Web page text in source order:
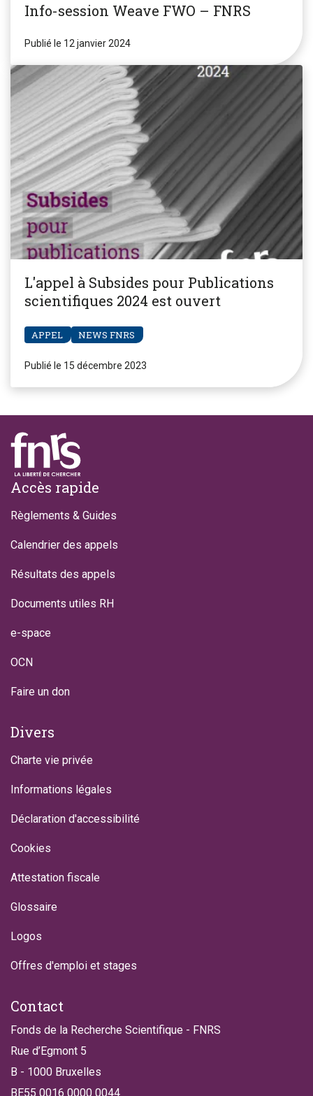
Info-session Weave FWO – FNRS
Publié le 12 janvier 2024
L'appel à Subsides pour Publications
scientifiques 2024 est ouvert
APPEL NEWS FNRS
Publié le 15 décembre 2023
Footer
Accès rapide
Règlements & Guides
Calendrier des appels
Résultats des appels
Documents utiles RH
e-space
OCN
Faire un don
Divers
Charte vie privée
Informations légales
Déclaration d'accessibilité
Cookies
Attestation fiscale
Glossaire
Logos
Offres d'emploi et stages
Contact
Fonds de la Recherche Scientifique - FNRS
Rue d’Egmont 5
B - 1000 Bruxelles
BE55 0016 0000 0044